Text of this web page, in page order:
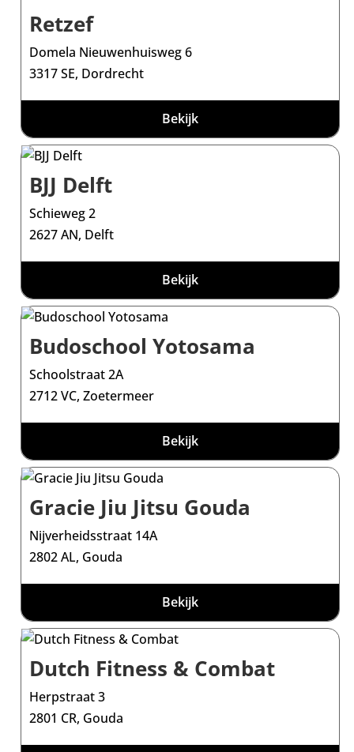
Retzef
Domela Nieuwenhuisweg 6
3317 SE, Dordrecht
Bekijk
BJJ Delft
Schieweg 2
2627 AN, Delft
Bekijk
Budoschool Yotosama
Schoolstraat 2A
2712 VC, Zoetermeer
Bekijk
Gracie Jiu Jitsu Gouda
Nijverheidsstraat 14A
2802 AL, Gouda
Bekijk
Dutch Fitness & Combat
Herpstraat 3
2801 CR, Gouda